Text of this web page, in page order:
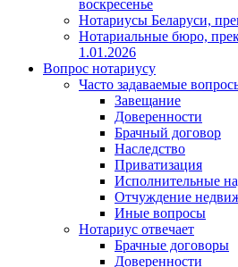
воскресенье
Нотариусы Беларуси,
Нотариальные бюро,
1.01.2026
Вопрос нотариусу
Часто задаваемые
Завещание
Доверенности
Брачный договор
Наследство
Приватизация
Исполнительные
Отчуждение
Иные вопросы
Нотариус отвечает
Брачные договоры
Доверенности